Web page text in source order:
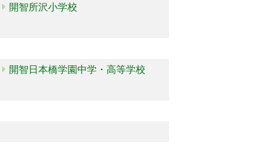
開智所沢小学校
開智日本橋学園中学・高等学校